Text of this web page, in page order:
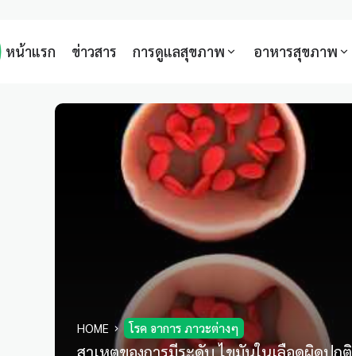
หน้าแรก ข่าวสาร การดูแลสุขภาพ อาหารสุขภาพ
HOME โรค อาการ ภาวะต่างๆ